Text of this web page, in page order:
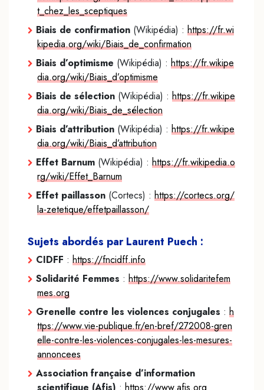
t_chez_les_sceptiques
Biais de confirmation (Wikipédia) : https://fr.wi
kipedia.org/wiki/Biais_de_confirmation
Biais d’optimisme (Wikipédia) : https://fr.wikipe
dia.org/wiki/Biais_d’optimisme
Biais de sélection (Wikipédia) : https://fr.wikipe
dia.org/wiki/Biais_de_sélection
Biais d’attribution (Wikipédia) : https://fr.wikipe
dia.org/wiki/Biais_d’attribution
Effet Barnum (Wikipédia) : https://fr.wikipedia.o
rg/wiki/Effet_Barnum
Effet paillasson (Cortecs) : https://cortecs.org/
la-zetetique/effetpaillasson/
Sujets abordés par Laurent Puech :
CIDFF : https://fncidff.info
Solidarité Femmes : https://www.solidaritefem
mes.org
Grenelle contre les violences conjugales : h
ttps://www.vie-publique.fr/en-bref/272008-gren
elle-contre-les-violences-conjugales-les-mesures-
annoncees
Association française d’information